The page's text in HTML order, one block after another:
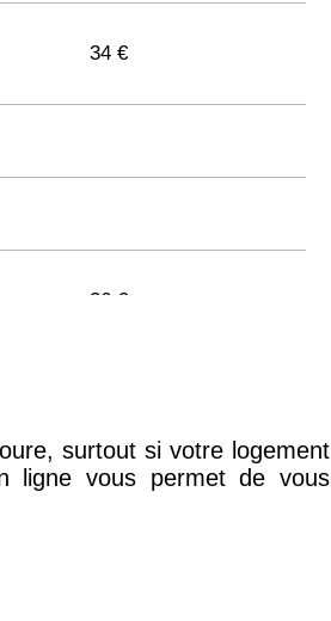
34 €
36 €
surtout si votre logement
ligne vous permet de vous